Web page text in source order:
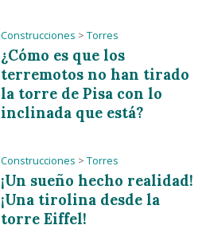
Construcciones > Torres
¿Cómo es que los
terremotos no han tirado
la torre de Pisa con lo
inclinada que está?
Construcciones > Torres
¡Un sueño hecho realidad!
¡Una tirolina desde la
torre Eiffel!